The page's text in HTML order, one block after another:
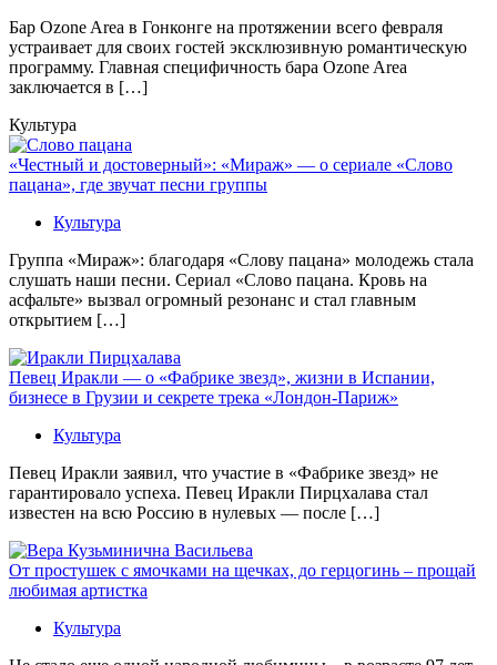
Бaр Ozone Area в Гонконге на протяжении всего февраля
устраивает для своих гостей эксклюзивную романтическую
программу. Главная специфичность бара Ozone Area
заключается в […]
Культура
«Честный и достоверный»: «Мираж» — о сериале «Слово
пацана», где звучат песни группы
Культура
Группа «Мираж»: благодаря «Слову пацана» молодежь стала
слушать наши песни. Сериал «Слово пацана. Кровь на
асфальте» вызвал огромный резонанс и стал главным
открытием […]
Певец Иракли — о «Фабрике звезд», жизни в Испании,
бизнесе в Грузии и секрете трека «Лондон-Париж»
Культура
Певец Иракли заявил, что участие в «Фабрике звезд» не
гарантировало успеха. Певец Иракли Пирцхалава стал
известен на всю Россию в нулевых — после […]
От простушек с ямочками на щечках, до герцогинь – прощай
любимая артистка
Культура